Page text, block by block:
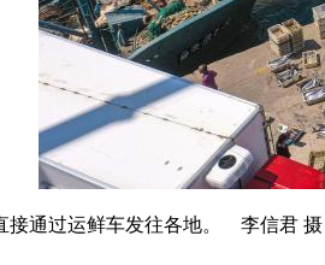
通过运鲜车发往各地。 李信君 摄